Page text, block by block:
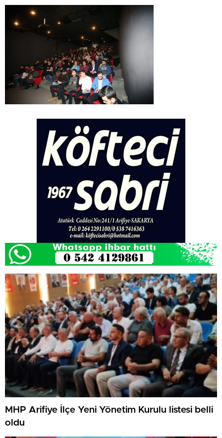
MHP Arifiye İlçe Yeni Yönetim Kurulu listesi belli
oldu